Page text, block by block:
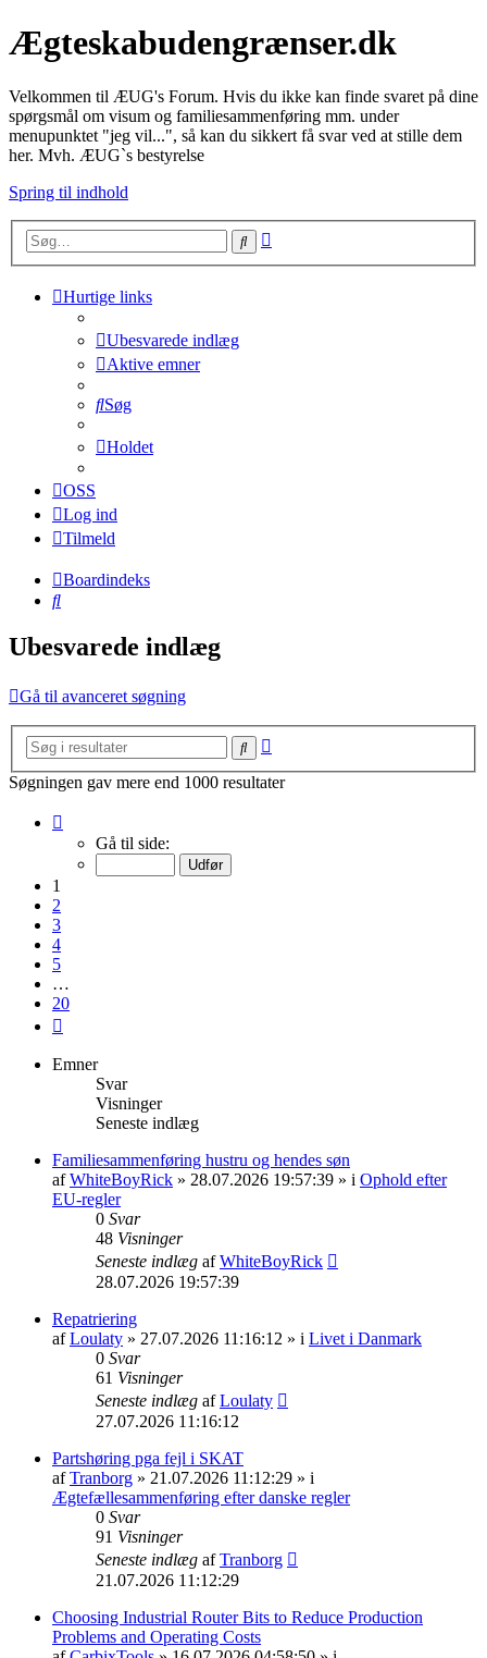
Ægteskabudengrænser.dk
Velkommen til ÆUG's Forum. Hvis du ikke kan finde svaret på dine
spørgsmål om visum og familiesammenføring mm. under
menupunktet "jeg vil...", så kan du sikkert få svar ved at stille dem
her. Mvh. ÆUG`s bestyrelse
Spring til indhold
Søg
Hurtige links
Ubesvarede indlæg
Aktive emner
Søg
Holdet
OSS
Log ind
Tilmeld
Boardindeks
Søg
Ubesvarede indlæg
Gå til avanceret søgning
Søg
Søgningen gav mere end 1000 resultater
Gå til side:
1
2
3
4
5
…
20
Emner
Svar
Visninger
Seneste indlæg
Familiesammenføring hustru og hendes søn
afWhiteBoyRick » 28.07.2026 19:57:39 » i Ophold efter
EU-regler
0 Svar
48 Visninger
Seneste indlæg afWhiteBoyRick
28.07.2026 19:57:39
Repatriering
afLoulaty » 27.07.2026 11:16:12 » i Livet i Danmark
0 Svar
61 Visninger
Seneste indlæg afLoulaty
27.07.2026 11:16:12
Partshøring pga fejl i SKAT
afTranborg » 21.07.2026 11:12:29 » i
Ægtefællesammenføring efter danske regler
0 Svar
91 Visninger
Seneste indlæg afTranborg
21.07.2026 11:12:29
Choosing Industrial Router Bits to Reduce Production
Problems and Operating Costs